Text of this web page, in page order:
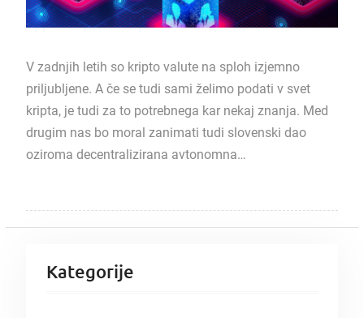
V zadnjih letih so kripto valute na sploh izjemno
priljubljene. A če se tudi sami želimo podati v svet
kripta, je tudi za to potrebnega kar nekaj znanja. Med
drugim nas bo moral zanimati tudi slovenski dao
oziroma decentralizirana avtonomna…
Kategorije